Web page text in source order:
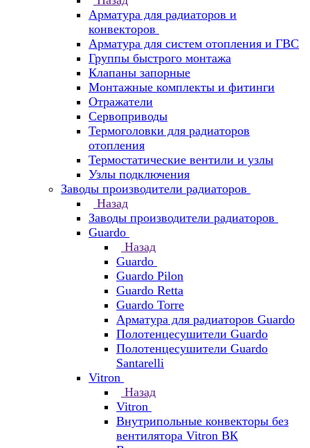
Арматура для радиаторов и
конвекторов
Арматура для систем отопления и ГВС
Группы быстрого монтажа
Клапаны запорные
Монтажные комплекты и фитинги
Отражатели
Сервоприводы
Термоголовки для радиаторов
отопления
Термостатические вентили и узлы
Узлы подключения
Заводы производители радиаторов
Назад
Заводы производители радиаторов
Guardo
Назад
Guardo
Guardo Pilon
Guardo Retta
Guardo Torre
Арматура для радиаторов Guardo
Полотенцесушители Guardo
Полотенцесушители Guardo
Santarelli
Vitron
Назад
Vitron
Внутрипольные конвекторы без
вентилятора Vitron ВК